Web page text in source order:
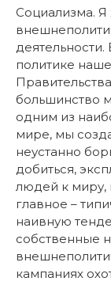
Социализма.
политике
большинство
одним из
мире, мы
неустанно
добиться,
людей к миру,
главное –
наивную
собственные
кампаниях